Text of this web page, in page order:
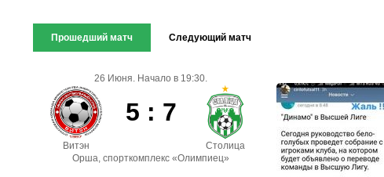
Прошедший матч Следующий матч
26 Июня. Начало в 19:30.
5 : 7
Витэн
Столица
Орша, спорткомплекс «Олимпиец»